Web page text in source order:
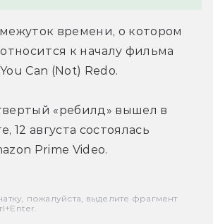
времени, о котором
к началу фильма
Can (Not) Redo.
«ребилд» вышел в
12 августа состоялась
Prime Video.
пожалуйста, выделите фрагмент